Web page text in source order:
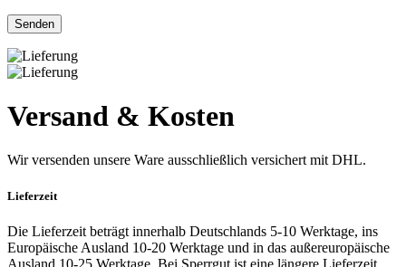
Versand & Kosten
Wir versenden unsere Ware ausschließlich versichert mit DHL.
Lieferzeit
Die Lieferzeit beträgt innerhalb Deutschlands 5-10 Werktage, ins
Europäische Ausland 10-20 Werktage und in das außereuropäische
Ausland 10-25 Werktage. Bei Sperrgut ist eine längere Lieferzeit